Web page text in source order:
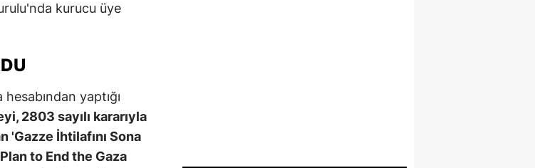
kurucu üye
yaptığı
2803 sayılı kararıyla
'Gazze İhtilafını Sona
to End the Gaza